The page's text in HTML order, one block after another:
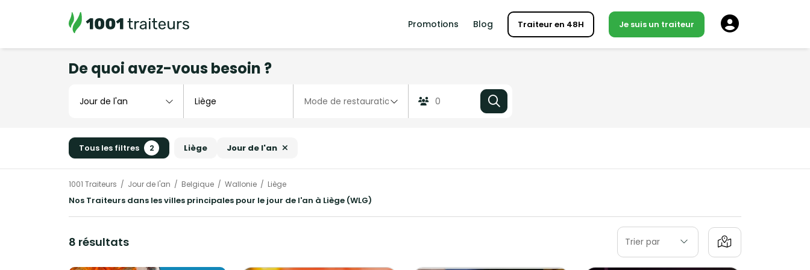
Promotions Blog Traiteur en 48H Je suis un traiteur
De quoi avez-vous besoin ?
Tous les filtres 2 Liège Jour de l'an
1001 Traiteurs Jour de l'an Belgique Wallonie Liège
Nos Traiteurs dans les villes principales pour le jour de l'an à Liège (WLG)
8 résultats Trier par